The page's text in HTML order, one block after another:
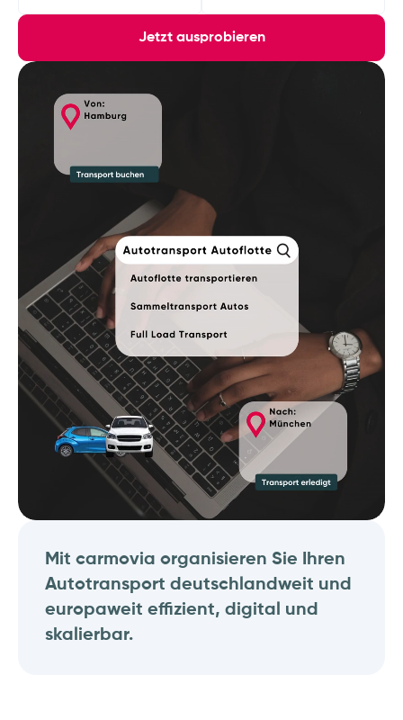
Jetzt ausprobieren
Mit carmovia organisieren Sie Ihren
Autotransport deutschlandweit und
europaweit effizient, digital und
skalierbar.